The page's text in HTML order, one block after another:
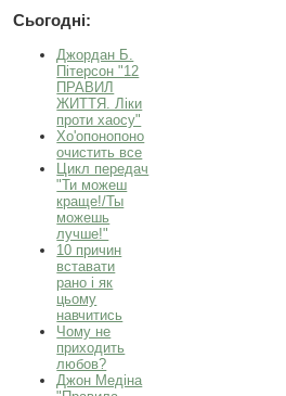
Сьогодні:
Джордан Б.
Пітерсон "12
ПРАВИЛ
ЖИТТЯ. Ліки
проти хаосу"
Хо'опонопоно
очистить все
Цикл передач
"Ти можеш
краще!/Ты
можешь
лучше!"
10 причин
вставати
рано і як
цьому
навчитись
Чому не
приходить
любов?
Джон Медіна